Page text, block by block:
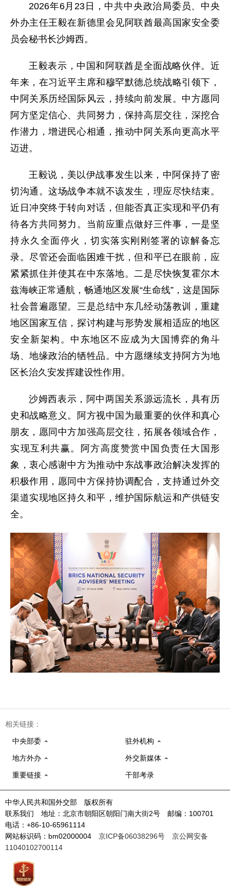
2026年6月23日，中共中央政治局委员、中央
外办主任王毅在新德里会见阿联酋最高国家安全委
员会秘书长沙姆西。
王毅表示，中国和阿联酋是全面战略伙伴。近
年来，在习近平主席和穆罕默德总统战略引领下，
中阿关系历经国际风云，持续向前发展。中方愿同
阿方坚定信心、共同努力，保持高层交往，深挖合
作潜力，增进民心相通，推动中阿关系向更高水平
迈进。
王毅说，美以伊战事发生以来，中阿保持了密
切沟通。这场战争本就不该发生，理应尽快结束。
近日冲突终于转向对话，但能否真正实现和平仍有
待各方共同努力。当前应重点做好三件事，一是坚
持永久全面停火，切实落实刚刚签署的谅解备忘
录。尽管还会面临困难干扰，但和平已在眼前，应
紧紧抓住并使其在中东落地。二是尽快恢复霍尔木
兹海峡正常通航，畅通地区发展“生命线”，这是国际
社会普遍愿望。三是总结中东几经动荡教训，重建
地区国家互信，探讨构建与形势发展相适应的地区
安全新架构。中东地区不应成为大国博弈的角斗
场、地缘政治的牺牲品。中方愿继续支持阿方为地
区长治久安发挥建设性作用。
沙姆西表示，阿中两国关系源远流长，具有历
史和战略意义。阿方视中国为最重要的伙伴和真心
朋友，愿同中方加强高层交往，拓展各领域合作，
实现互利共赢。阿方高度赞赏中国负责任大国形
象，衷心感谢中方为推动中东战事政治解决发挥的
积极作用，愿同中方保持协调配合，支持通过外交
渠道实现地区持久和平，维护国际航运和产供链安
全。
相关链接：
中央部委 驻外机构
地方外办 外交新媒体
重要链接 干部考录
中华人民共和国外交部 版权所有
联系我们 地址：北京市朝阳区朝阳门南大街2号 邮编：100701
电话：+86-10-65961114
网站标识码：bm02000004 京ICP备06038296号
京公网安备
11040102700114